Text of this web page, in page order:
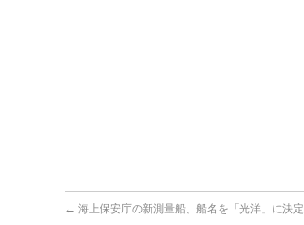
← 海上保安庁の新測量船、船名を「光洋」に決定